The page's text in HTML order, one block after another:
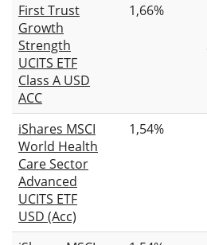
First Trust
Growth
Strength
UCITS ETF
Class A USD
ACC
1,66%
iShares MSCI
World Health
Care Sector
Advanced
UCITS ETF
USD (Acc)
1,54%